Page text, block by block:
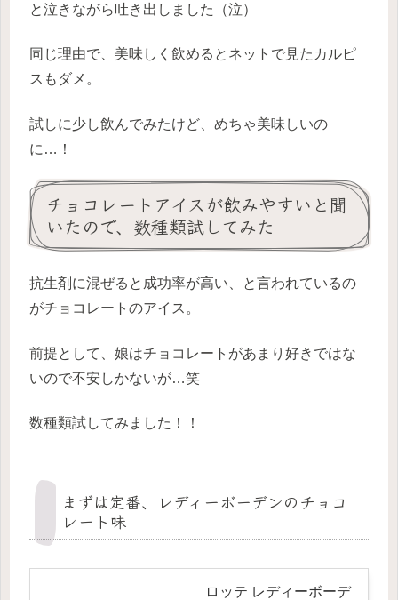
と泣きながら吐き出しました（泣）
同じ理由で、美味しく飲めるとネットで見たカルピ
スもダメ。
試しに少し飲んでみたけど、めちゃ美味しいの
に…！
チョコレートアイスが飲みやすいと聞
いたので、数種類試してみた
抗生剤に混ぜると成功率が高い、と言われているの
がチョコレートのアイス。
前提として、娘はチョコレートがあまり好きではな
いので不安しかないが…笑
数種類試してみました！！
まずは定番、レディーボーデンのチョコ
レート味
ロッテ レディーボーデ